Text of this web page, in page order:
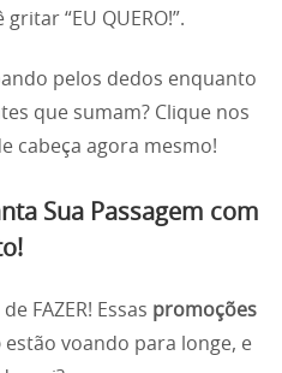
“EU QUERO!”.
pelos dedos enquanto
que sumam? Clique nos
cabeça agora mesmo!
Sua Passagem com
FAZER! Essas promoções
estão voando para longe, e